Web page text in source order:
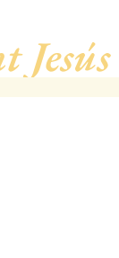
Jesús